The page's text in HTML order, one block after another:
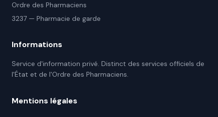
Ordre des Pharmaciens
3237 — Pharmacie de garde
Informations
Service d'information privé. Distinct des services officiels de
l'État et de l'Ordre des Pharmaciens.
Mentions légales